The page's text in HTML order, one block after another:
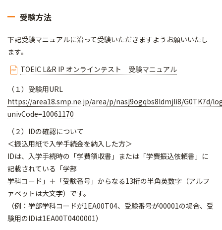
受験方法
下記受験マニュアルに沿って受験いただきますようお願いいたし
ます。
TOEIC L&R IP オンラインテスト 受験マニュアル
（１）受験用URL
https://area18.smp.ne.jp/area/p/nasj9ogqbs8ldmjli8/G0TK7d/
univCode=10061170
（２）IDの確認について
＜振込用紙で入学手続金を納入した方＞
IDは、入学手続時の「学費領収書」または「学費振込依頼書」に
記載されている「学部
学科コード」＋「受験番号」からなる13桁の半角英数字（アルフ
ァベットは大文字）です。
（例：学部学科コードが1EA00T04、受験番号が00001の場合、受
験用のIDは1EA00T0400001）